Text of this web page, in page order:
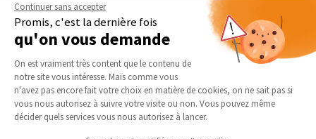
BIENVENUE DANS NOTRE
AGENCE DE BLAIN -
Qui sommes-nous
Actualités
Notre charte qualité
NOS DOMAINES
D’INTERVENTION
EXTENSION
RÉNOVATION INTÉRIEURE
TRAVAUX EXTÉRIEURS
NOS PARTENAIRES
Continuer sans accepter
Promis, c'est la dernière fois
qu'on vous demande
Plateforme de Gestion du
On est vraiment très content que le contenu de
notre site vous intéresse. Mais comme vous
n'avez pas encore fait votre choix en matière de cookies, on ne sait pas si
vous nous autorisez à suivre votre visite ou non. Vous pouvez même
décider quels services vous nous autorisez à lancer.
Axeptio consent